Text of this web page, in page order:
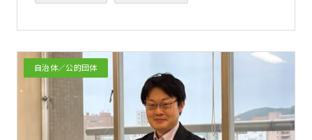
自治体／公的団体